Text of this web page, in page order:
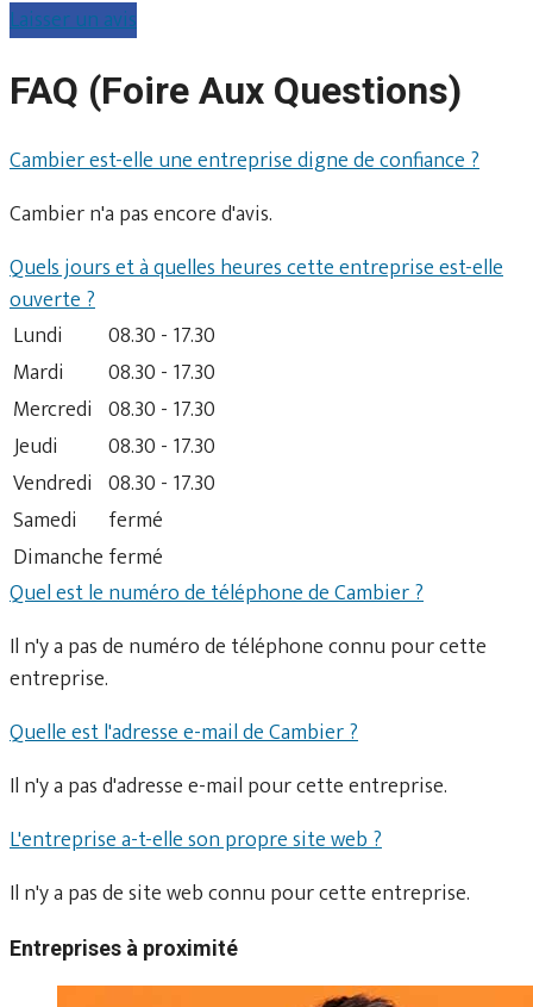
Laisser un avis
FAQ (Foire Aux Questions)
Cambier est-elle une entreprise digne de confiance ?
Cambier n'a pas encore d'avis.
Quels jours et à quelles heures cette entreprise est-elle
ouverte ?
Lundi
08.30 - 17.30
Mardi
08.30 - 17.30
Mercredi 08.30 - 17.30
Jeudi
08.30 - 17.30
Vendredi 08.30 - 17.30
Samedi
fermé
Dimanche fermé
Quel est le numéro de téléphone de Cambier ?
Il n'y a pas de numéro de téléphone connu pour cette
entreprise.
Quelle est l'adresse e-mail de Cambier ?
Il n'y a pas d'adresse e-mail pour cette entreprise.
L'entreprise a-t-elle son propre site web ?
Il n'y a pas de site web connu pour cette entreprise.
Entreprises à proximité